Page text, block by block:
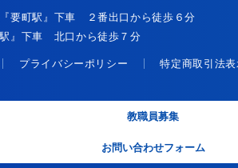
要町駅』下車 ２番出口から徒歩６分
』下車 北口から徒歩７分
プライバシーポリシー 特定商取引法
教職員募集
お問い合わせフォーム